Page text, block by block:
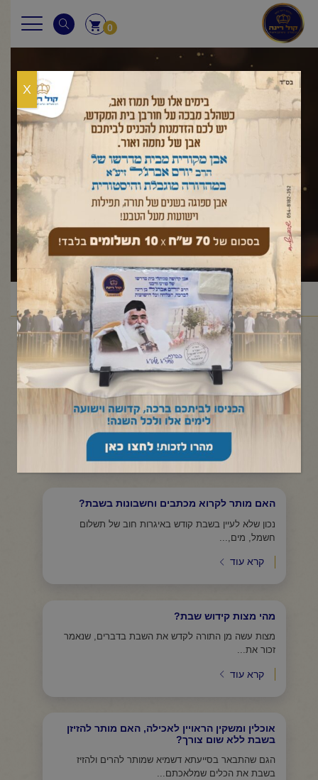
0
שבת
ראשי/שאלות ותשובות /שבת
תפריט קטגוריות
האם מותר לקרוא עיתון בשבת ומה הנהיג הרב יורם
זיע"א?
בעניין העיתון בשבת קודש, תחילה וראש אשרי האישה
שתזכה להרחיק מביתה...
קרא עוד
האם מותר לקרוא מכתבים וחשבונות בשבת?
נכון שלא לעיין בשבת קודש באיגרות חוב של תשלום
חשמל, מים,...
קרא עוד
מהי מצות קידוש שבת?
מצות עשה מן התורה לקדש את השבת בדברים, שנאמר
זכור את...
קרא עוד
אוכלין ומשקין הראויין לאכילה, האם מותר להזיזן
בשבת ללא שום צורך?
הגם שהתבאר בסייעתא דשמיא שמותר להרים ולהזיז
בשבת את הכלים שמלאכתם...
X